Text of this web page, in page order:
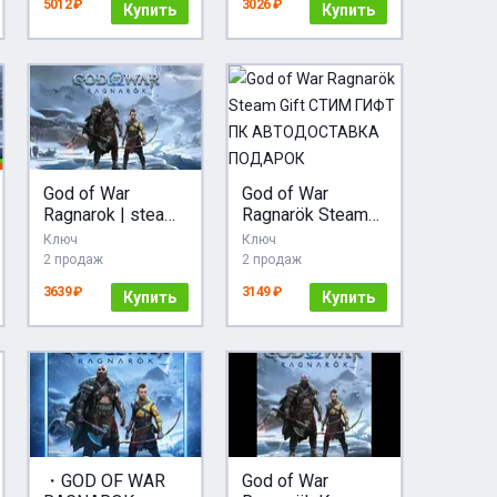
АВТОВЫДАЧА
24/7
5012 ₽ Купить
Автовыдача API)
3026 ₽ Купить
God of War
Ragnarok | steam
UA/KZ/CНГ
Ключ
2 продаж
3639 ₽ Купить
God of War
Ragnarök Steam
Gift СТИМ ГИФТ
ПК
АВТОДОСТАВКА
ПОДАРОК
Ключ
2 продаж
3149 ₽ Купить
・GOD OF WAR
God of War